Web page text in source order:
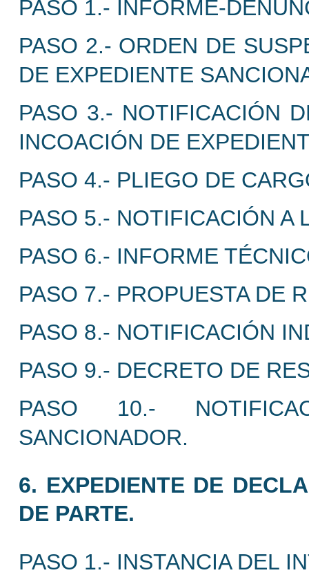
PASO 1.- INFORME-
PASO 2.- ORDEN DE
DE EXPEDIENTE
PASO 3.- NOTIFICACIÓN
INCOACIÓN DE
PASO 4.- PLIEGO DE
PASO 5.- NOTIFICACIÓN A
PASO 6.- INFORME
PASO 7.- PROPUESTA DE
PASO 8.- NOTIFICACIÓN
PASO 9.- DECRETO DE
PASO 10.-
SANCIONADOR.
6. EXPEDIENTE DE
DE PARTE.
PASO 1.- INSTANCIA DEL